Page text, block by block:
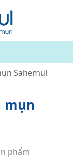
Sahemul
mụn
phẩm